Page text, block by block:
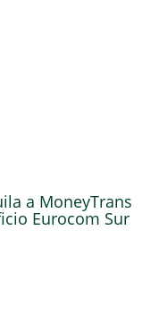
a MoneyTrans
Eurocom Sur